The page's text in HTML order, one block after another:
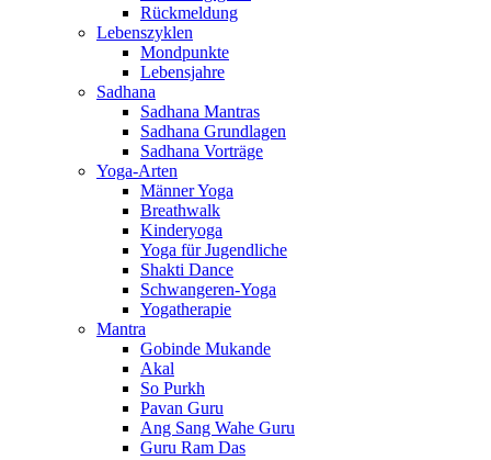
Rückmeldung
Lebenszyklen
Mondpunkte
Lebensjahre
Sadhana
Sadhana Mantras
Sadhana Grundlagen
Sadhana Vorträge
Yoga-Arten
Männer Yoga
Breathwalk
Kinderyoga
Yoga für Jugendliche
Shakti Dance
Schwangeren-Yoga
Yogatherapie
Mantra
Gobinde Mukande
Akal
So Purkh
Pavan Guru
Ang Sang Wahe Guru
Guru Ram Das